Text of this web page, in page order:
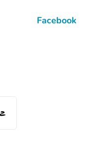
Facebook